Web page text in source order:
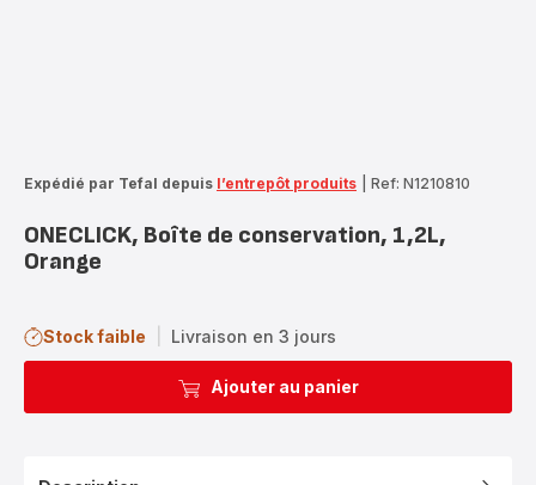
Expédié par Tefal depuis l’entrepôt produits Ref: N1210810
ONECLICK, Boîte de conservation, 1,2L,
Orange
Stock faible Livraison en 3 jours
Ajouter au panier